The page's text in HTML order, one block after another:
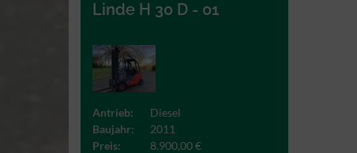
Linde H 30 D - 01
Antrieb:
Diesel
Baujahr:
2011
Preis:
8.900,00 €